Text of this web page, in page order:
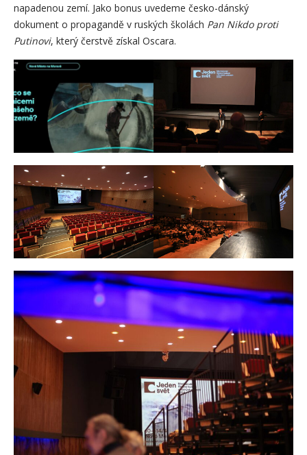
napadenou zemí. Jako bonus uvedeme česko-dánský
dokument o propagandě v ruských školách Pan Nikdo proti
Putinovi, který čerstvě získal Oscara.